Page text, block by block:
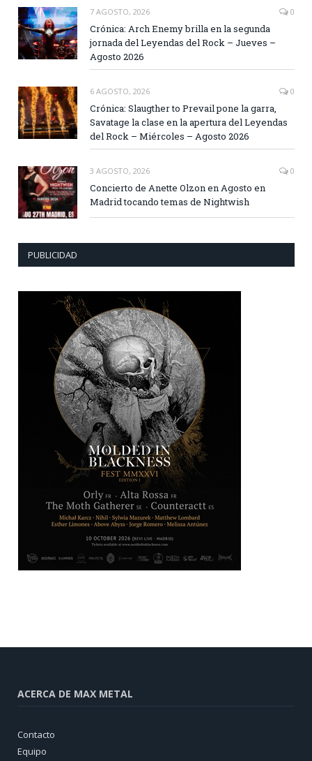
7 AGOSTO, 2026 0
Crónica: Arch Enemy brilla en la segunda
jornada del Leyendas del Rock – Jueves –
Agosto 2026
6 AGOSTO, 2026 0
Crónica: Slaugther to Prevail pone la garra,
Savatage la clase en la apertura del Leyendas
del Rock – Miércoles – Agosto 2026
3 AGOSTO, 2026 0
Concierto de Anette Olzon en Agosto en
Madrid tocando temas de Nightwish
PUBLICIDAD
ACERCA DE MAX METAL
Contacto
Equipo